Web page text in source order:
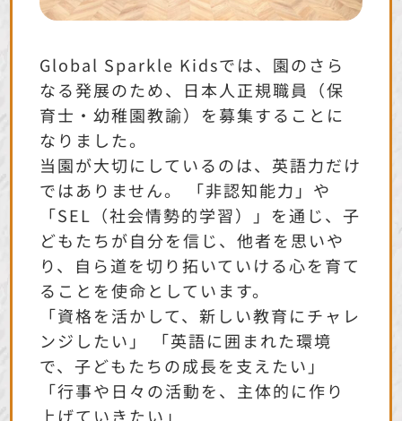
Global Sparkle Kidsでは、園のさら
なる発展のため、日本人正規職員（保
育士・幼稚園教諭）を募集することに
なりました。
当園が大切にしているのは、英語力だけ
ではありません。 「非認知能力」や
「SEL（社会情勢的学習）」を通じ、子
どもたちが自分を信じ、他者を思いや
り、自ら道を切り拓いていける心を育て
ることを使命としています。
「資格を活かして、新しい教育にチャレ
ンジしたい」 「英語に囲まれた環境
で、子どもたちの成長を支えたい」
「行事や日々の活動を、主体的に作り
上げていきたい」